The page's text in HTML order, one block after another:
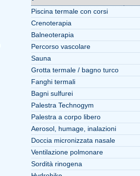
Piscina termale con corsi
Crenoterapia
Balneoterapia
Percorso vascolare
Sauna
Grotta termale / bagno turco
Fanghi termali
Bagni sulfurei
Palestra Technogym
Palestra a corpo libero
Aerosol, humage, inalazioni
Doccia micronizzata nasale
Ventilazione polmonare
Sordità rinogena